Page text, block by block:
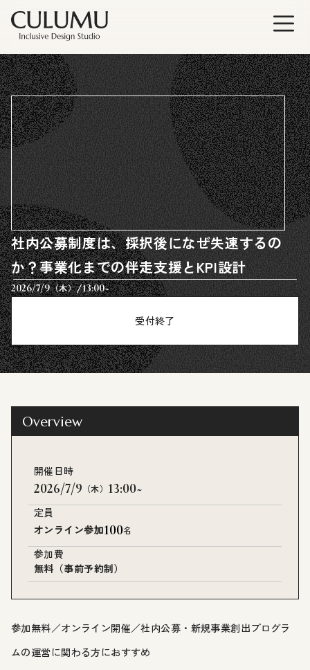
社内公募制度は、採択後になぜ失速するの
か？事業化までの伴走支援とKPI設計
2026/7/9（木）/13:00~
受付終了
Overview
開催日時
2026/7/9 （木） 13:00~
定員
オンライン参加100名
参加費
無料（事前予約制）
参加無料／オンライン開催／社内公募・新規事業創出プログラ
ムの運営に関わる方におすすめ